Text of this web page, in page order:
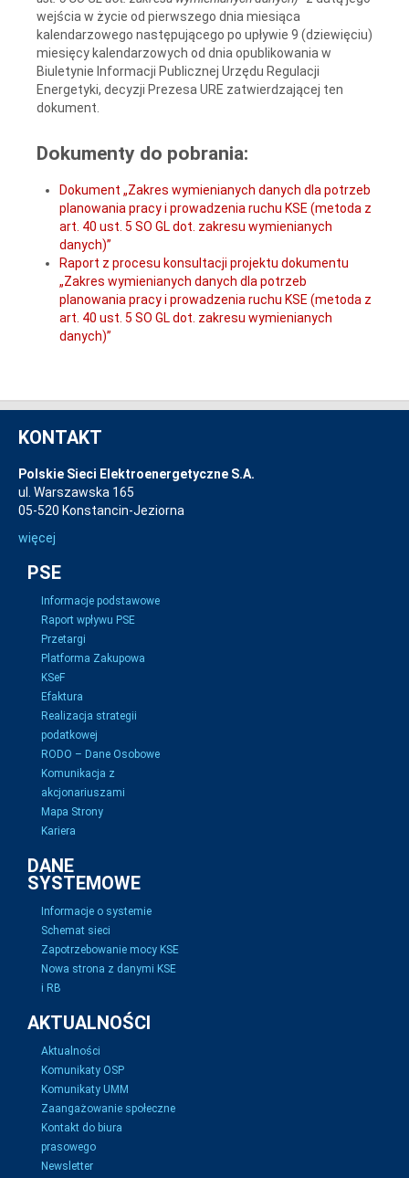
wejścia w życie od pierwszego dnia miesiąca
kalendarzowego następującego po upływie 9 (dziewięciu)
miesięcy kalendarzowych od dnia opublikowania w
Biuletynie Informacji Publicznej Urzędu Regulacji
Energetyki, decyzji Prezesa URE zatwierdzającej ten
dokument.
Dokumenty do pobrania:
Dokument „Zakres wymienianych danych dla potrzeb
planowania pracy i prowadzenia ruchu KSE (metoda z
art. 40 ust. 5 SO GL dot. zakresu wymienianych
danych)”
Raport z procesu konsultacji projektu dokumentu
„Zakres wymienianych danych dla potrzeb
planowania pracy i prowadzenia ruchu KSE (metoda z
art. 40 ust. 5 SO GL dot. zakresu wymienianych
danych)”
KONTAKT
Polskie Sieci Elektroenergetyczne S.A.
ul. Warszawska 165
05-520 Konstancin-Jeziorna
więcej
PSE
Informacje podstawowe
Raport wpływu PSE
Przetargi
Platforma Zakupowa
KSeF
Efaktura
Realizacja strategii
podatkowej
RODO – Dane Osobowe
Komunikacja z
akcjonariuszami
Mapa Strony
Kariera
DANE
SYSTEMOWE
Informacje o systemie
Schemat sieci
Zapotrzebowanie mocy KSE
Nowa strona z danymi KSE
i RB
AKTUALNOŚCI
Aktualności
Komunikaty OSP
Komunikaty UMM
Zaangażowanie społeczne
Kontakt do biura
prasowego
Newsletter